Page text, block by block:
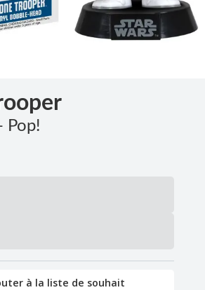
Pop!
à la liste de souhait